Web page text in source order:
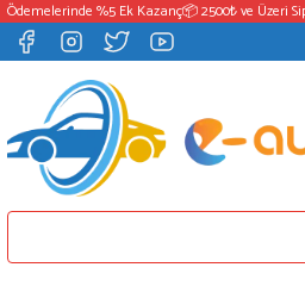
%5 Ek Kazanç📦 2500₺ ve Üzeri